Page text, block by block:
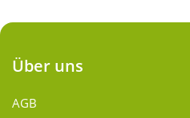
Über uns
AGB